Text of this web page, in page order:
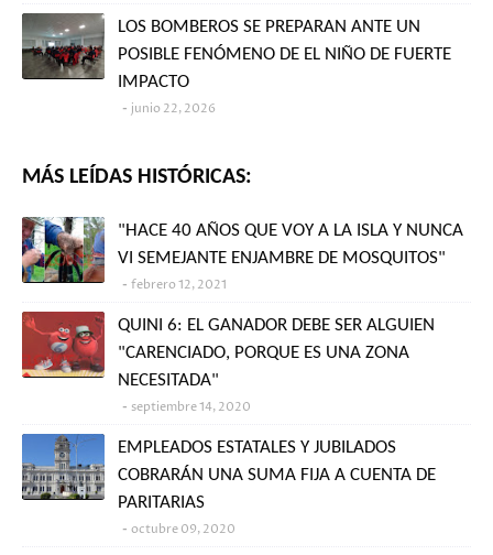
LOS BOMBEROS SE PREPARAN ANTE UN
POSIBLE FENÓMENO DE EL NIÑO DE FUERTE
IMPACTO
junio 22, 2026
MÁS LEÍDAS HISTÓRICAS:
"HACE 40 AÑOS QUE VOY A LA ISLA Y NUNCA
VI SEMEJANTE ENJAMBRE DE MOSQUITOS"
febrero 12, 2021
QUINI 6: EL GANADOR DEBE SER ALGUIEN
"CARENCIADO, PORQUE ES UNA ZONA
NECESITADA"
septiembre 14, 2020
EMPLEADOS ESTATALES Y JUBILADOS
COBRARÁN UNA SUMA FIJA A CUENTA DE
PARITARIAS
octubre 09, 2020